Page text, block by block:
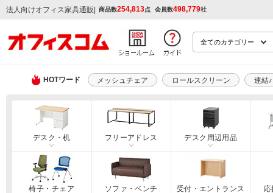
法人向けオフィス家具通販 | 商品数254,813点 会員数498,779社
HOTワード メッシュチェア ロールスクリーン 連結
デスク・机 フリーアドレス デスク周辺用品
椅子・チェア ソファ・ベンチ 受付・エントランス